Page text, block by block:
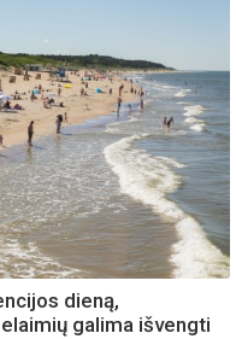
dieną,
galima išvengti